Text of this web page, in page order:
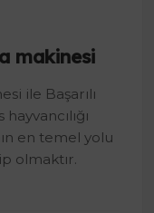
makinesi
ile Başarılı
en temel yolu
olmaktır.